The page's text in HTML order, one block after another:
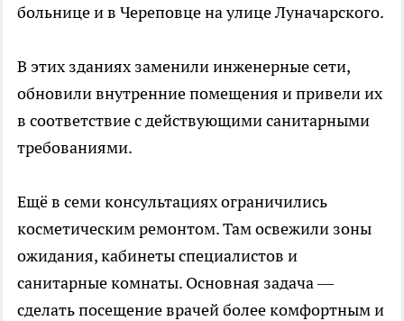
больнице и в Череповце на улице Луначарского.
В этих зданиях заменили инженерные сети,
обновили внутренние помещения и привели их
в соответствие с действующими санитарными
требованиями.
Ещё в семи консультациях ограничились
косметическим ремонтом. Там освежили зоны
ожидания, кабинеты специалистов и
санитарные комнаты. Основная задача —
сделать посещение врачей более комфортным и